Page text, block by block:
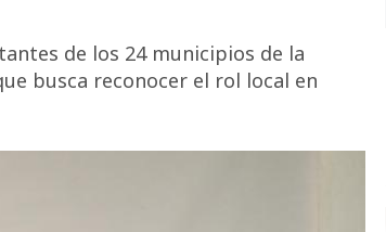
de los 24 municipios de la
busca reconocer el rol local en